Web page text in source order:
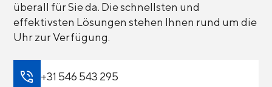
überall für Sie da. Die schnellsten und
effektivsten Lösungen stehen Ihnen rund um die
Uhr zur Verfügung.
+31 546 543 295